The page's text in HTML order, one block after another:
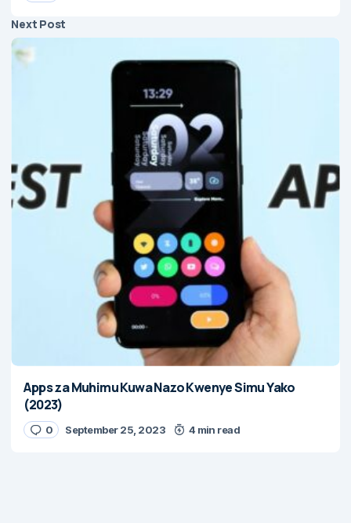
Next Post
Apps za Muhimu Kuwa Nazo Kwenye Simu Yako
(2023)
0 September 25, 2023 4 min read